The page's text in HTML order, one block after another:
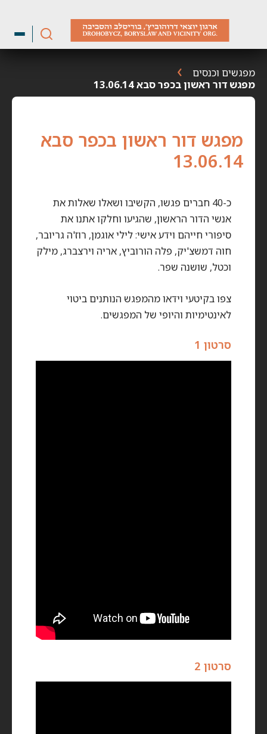
מפגשים וכנסים
מפגש דור ראשון בכפר סבא 13.06.14
מפגש דור ראשון בכפר סבא
13.06.14
כ-40 חברים פגשו, הקשיבו ושאלו שאלות את
אנשי הדור הראשון, שהגיעו וחלקו אתנו את
סיפורי חייהם וידע אישי: לילי אוגמן, רוז'ה גריובר,
חוה דמשצ'יק, פלה הורוביץ, אריה וירצברג, מילק
וכטל, שושנה שפר.
צפו בקיטעי וידאו מהמפגש הנותנים ביטוי
לאינטימיות והיופי של המפגשים.
סרטון 1
סרטון 2